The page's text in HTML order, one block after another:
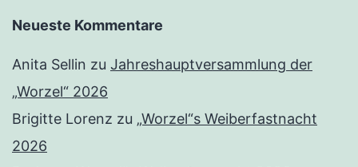
Neueste Kommentare
Anita Sellin zu Jahreshauptversammlung der
„Worzel“ 2026
Brigitte Lorenz zu „Worzel“s Weiberfastnacht
2026